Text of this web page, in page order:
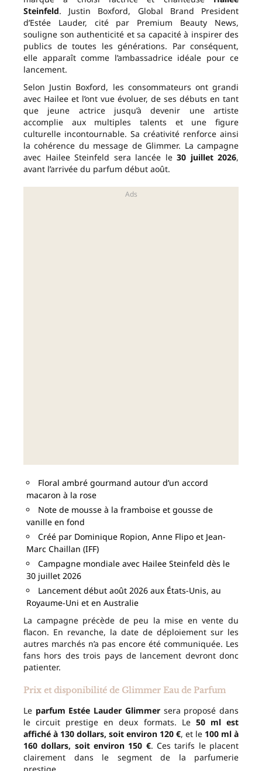
Steinfeld. Justin Boxford, Global Brand President
d’Estée Lauder, cité par Premium Beauty News,
souligne son authenticité et sa capacité à inspirer des
publics de toutes les générations. Par conséquent,
elle apparaît comme l’ambassadrice idéale pour ce
lancement.
Selon Justin Boxford, les consommateurs ont grandi
avec Hailee et l’ont vue évoluer, de ses débuts en tant
que jeune actrice jusqu’à devenir une artiste
accomplie aux multiples talents et une figure
culturelle incontournable. Sa créativité renforce ainsi
la cohérence du message de Glimmer. La campagne
avec Hailee Steinfeld sera lancée le 30 juillet 2026,
avant l’arrivée du parfum début août.
Floral ambré gourmand autour d’un accord
macaron à la rose
Note de mousse à la framboise et gousse de
vanille en fond
Créé par Dominique Ropion, Anne Flipo et Jean-
Marc Chaillan (IFF)
Campagne mondiale avec Hailee Steinfeld dès le
30 juillet 2026
Lancement début août 2026 aux États-Unis, au
Royaume-Uni et en Australie
La campagne précède de peu la mise en vente du
flacon. En revanche, la date de déploiement sur les
autres marchés n’a pas encore été communiquée. Les
fans hors des trois pays de lancement devront donc
patienter.
Prix et disponibilité de Glimmer Eau de Parfum
Le parfum Estée Lauder Glimmersera proposé dans
le circuit prestige en deux formats. Le 50 ml est
affiché à 130 dollars, soit environ 120 €, et le 100 ml à
160 dollars, soit environ 150 €. Ces tarifs le placent
clairement dans le segment de la parfumerie